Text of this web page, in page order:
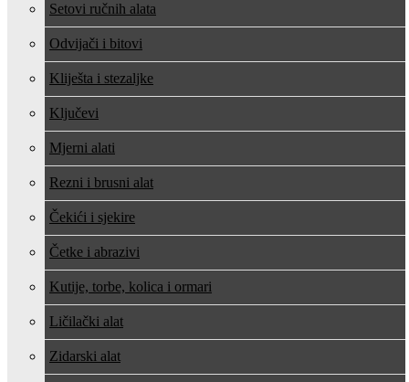
Setovi ručnih alata
Odvijači i bitovi
Kliješta i stezaljke
Ključevi
Mjerni alati
Rezni i brusni alat
Čekići i sjekire
Četke i abrazivi
Kutije, torbe, kolica i ormari
Ličilački alat
Zidarski alat